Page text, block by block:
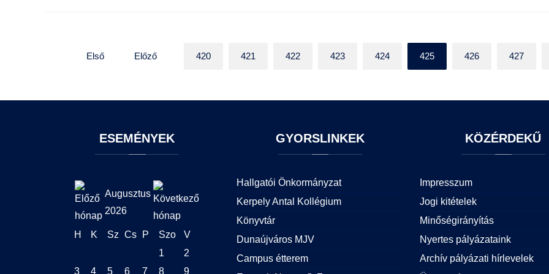
Első Előző 420 421 422 423 424 425 426 427
ESEMÉNYEK
Augusztus
2026
H K Sz Cs P Szo
V
1
2
3
4 5 6 7 8 9
GYORSLINKEK
Hallgatói Önkormányzat
Kerpely Antal Kollégium
Könyvtár
Dunaújváros MJV
Campus étterem
KÖZÉRDEKŰ
Impresszum
Jogi kitételek
Minőségirányítás
Nyertes pályázataink
Archív pályázati hírlevelek